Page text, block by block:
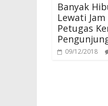
Banyak
Lewati
Petugas
09/12/2018